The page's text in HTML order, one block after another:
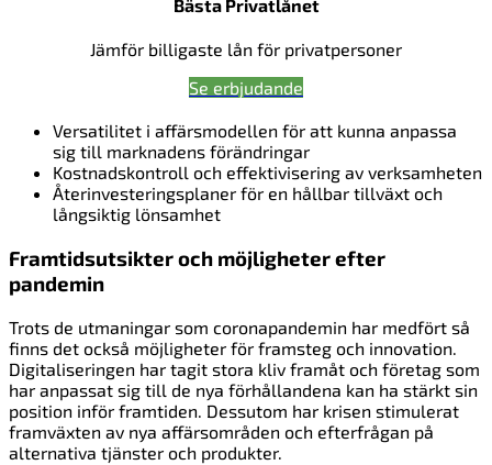
Bästa Privatlånet
Jämför billigaste lån för privatpersoner
Se erbjudande
Versatilitet i affärsmodellen för att kunna anpassa
sig till marknadens förändringar
Kostnadskontroll och effektivisering av verksamheten
Återinvesteringsplaner för en hållbar tillväxt och
långsiktig lönsamhet
Framtidsutsikter och möjligheter efter
pandemin
Trots de utmaningar som coronapandemin har medfört så
finns det också möjligheter för framsteg och innovation.
Digitaliseringen har tagit stora kliv framåt och företag som
har anpassat sig till de nya förhållandena kan ha stärkt sin
position inför framtiden. Dessutom har krisen stimulerat
framväxten av nya affärsområden och efterfrågan på
alternativa tjänster och produkter.